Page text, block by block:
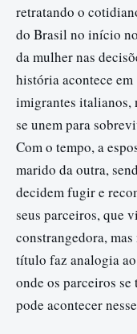
retratando o
do Brasil no início
da mulher nas
história acontece
imigrantes italianos,
se unem para
Com o tempo, a
marido da outra,
decidem fugir e
seus parceiros, que
constrangedora,
título faz analogia
onde os parceiros
pode acontecer